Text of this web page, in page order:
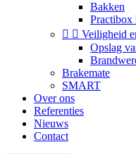
Bakken
Practibox
  Veiligheid
Opslag
Brakemate
SMART
Over ons
Referenties
Nieuws
Contact